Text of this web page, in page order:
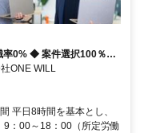
率0% ◆ 案件選択100％！
ONE WILL
平日8時間を基本とし、
9：00～18：00（所定労働